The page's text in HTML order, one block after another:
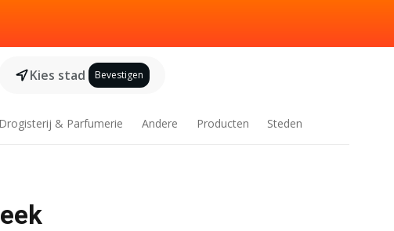
Kies stad Bevestigen
Drogisterij & Parfumerie Andere Producten Steden